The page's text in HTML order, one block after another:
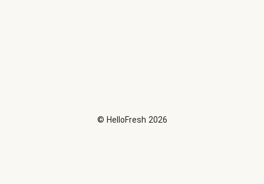
© HelloFresh 2026